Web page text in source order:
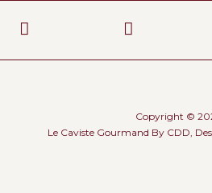
Copyright ©
Le Caviste Gourmand By CDD,